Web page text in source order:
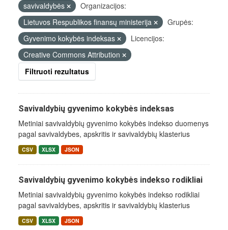
savivaldybės
Organizacijos:
Lietuvos Respublikos finansų ministerija
Grupės:
Gyvenimo kokybės indeksas
Licencijos:
Creative Commons Attribution
Filtruoti rezultatus
Savivaldybių gyvenimo kokybės indeksas
Metiniai savivaldybių gyvenimo kokybės indekso duomenys
pagal savivaldybes, apskritis ir savivaldybių klasterius
CSV XLSX JSON
Savivaldybių gyvenimo kokybės indekso rodikliai
Metiniai savivaldybių gyvenimo kokybės indekso rodikliai
pagal savivaldybes, apskritis ir savivaldybių klasterius
CSV XLSX JSON